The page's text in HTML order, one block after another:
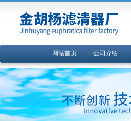
网站首页| 公司介绍